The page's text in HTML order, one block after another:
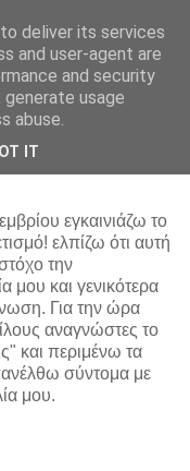
εγκαινιάζω το
ελπίζω ότι αυτή
την
και γενικότερα
Για την ώρα
αναγνώστες το
και περιμένω τα
σύντομα με
μου.
deliver its services
and user-agent are
and security
usage
abuse.
IT